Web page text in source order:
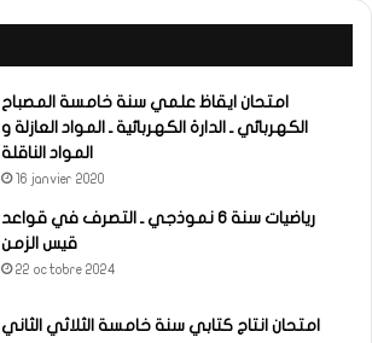
امتحان ايقاظ علمي سنة خامسة المصباح
الكهربائي ـ الدارة الكهربائية ـ المواد العازلة و
المواد الناقلة
16 janvier 2020
رياضيات سنة 6 نموذجي ـ التصرف في قواعد
قيس الزمن
22 octobre 2024
امتحان انتاج كتابي سنة خامسة الثلاثي الثاني